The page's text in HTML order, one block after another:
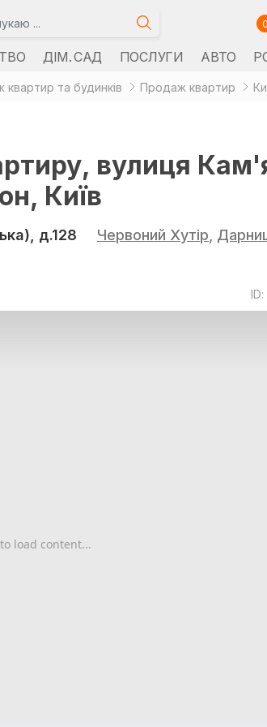
0
ДІМ. САД ПОСЛУГИ АВТО
та будинків Продаж квартир
вулиця
Київ
д.128 Червоний Хутір
load content...